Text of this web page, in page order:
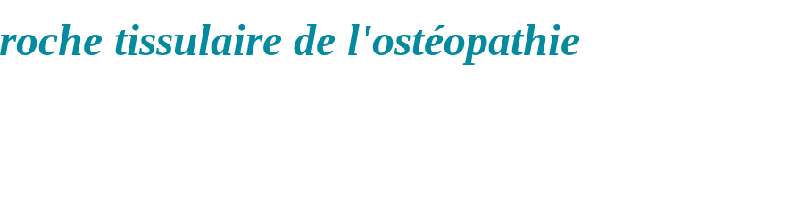
tissulaire de l'ostéopathie